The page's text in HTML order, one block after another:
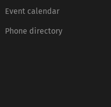
Event calendar
Phone directory